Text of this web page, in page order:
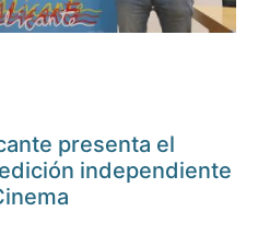
presenta el
independiente